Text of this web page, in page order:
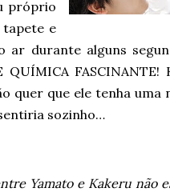
próprio
tapete e
durante alguns
FASCINANTE!
quer que ele tenha uma
sozinho…
Yamato e Kakeru não